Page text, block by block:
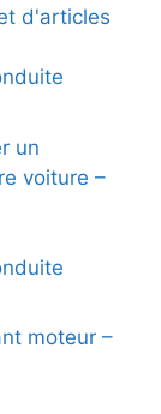
d'articles
un
voiture –
moteur –